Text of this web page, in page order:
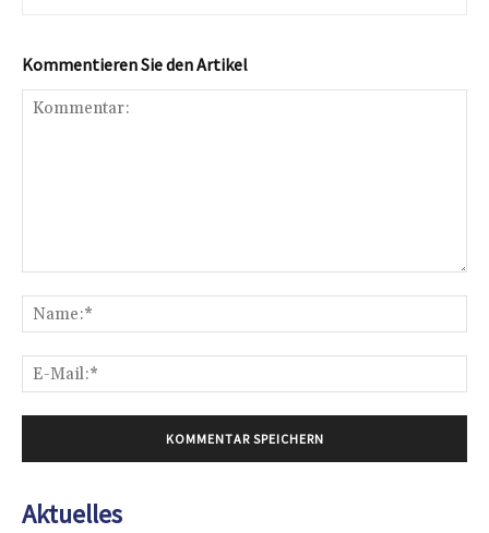
Kommentieren Sie den Artikel
Aktuelles